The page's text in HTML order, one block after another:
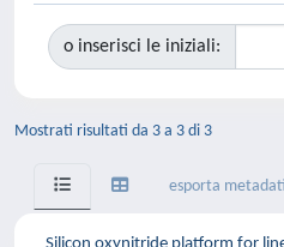
o inserisci le iniziali:
Mostrati risultati da 3 a 3 di 3
esporta metadati